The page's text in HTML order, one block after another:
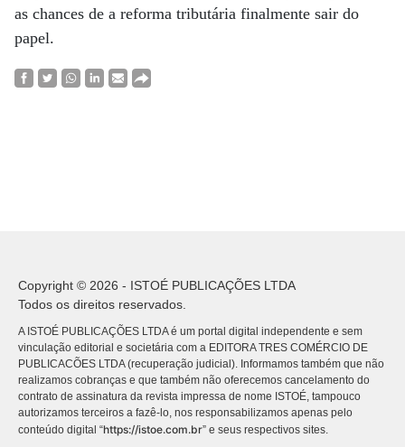
as chances de a reforma tributária finalmente sair do
papel.
Copyright © 2026 - ISTOÉ PUBLICAÇÕES LTDA
Todos os direitos reservados.
A ISTOÉ PUBLICAÇÕES LTDA é um portal digital independente e sem
vinculação editorial e societária com a EDITORA TRES COMÉRCIO DE
PUBLICACÕES LTDA (recuperação judicial). Informamos também que não
realizamos cobranças e que também não oferecemos cancelamento do
contrato de assinatura da revista impressa de nome ISTOÉ, tampouco
autorizamos terceiros a fazê-lo, nos responsabilizamos apenas pelo
conteúdo digital “https://istoe.com.br” e seus respectivos sites.